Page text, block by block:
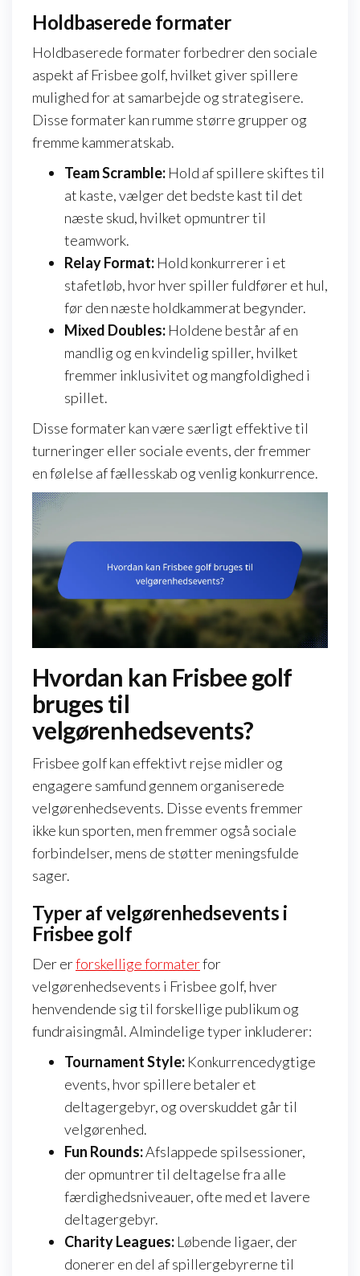
Holdbaserede formater
Holdbaserede formater forbedrer den sociale
aspekt af Frisbee golf, hvilket giver spillere
mulighed for at samarbejde og strategisere.
Disse formater kan rumme større grupper og
fremme kammeratskab.
Team Scramble: Hold af spillere skiftes til
at kaste, vælger det bedste kast til det
næste skud, hvilket opmuntrer til
teamwork.
Relay Format: Hold konkurrerer i et
stafetløb, hvor hver spiller fuldfører et hul,
før den næste holdkammerat begynder.
Mixed Doubles: Holdene består af en
mandlig og en kvindelig spiller, hvilket
fremmer inklusivitet og mangfoldighed i
spillet.
Disse formater kan være særligt effektive til
turneringer eller sociale events, der fremmer
en følelse af fællesskab og venlig konkurrence.
Hvordan kan Frisbee golf
bruges til
velgørenhedsevents?
Frisbee golf kan effektivt rejse midler og
engagere samfund gennem organiserede
velgørenhedsevents. Disse events fremmer
ikke kun sporten, men fremmer også sociale
forbindelser, mens de støtter meningsfulde
sager.
Typer af velgørenhedsevents i
Frisbee golf
Der erforskellige formaterfor
velgørenhedsevents i Frisbee golf, hver
henvendende sig til forskellige publikum og
fundraisingmål. Almindelige typer inkluderer:
Tournament Style: Konkurrencedygtige
events, hvor spillere betaler et
deltagergebyr, og overskuddet går til
velgørenhed.
Fun Rounds:Afslappede spilsessioner,
der opmuntrer til deltagelse fra alle
færdighedsniveauer, ofte med et lavere
deltagergebyr.
Charity Leagues: Løbende ligaer, der
donerer en del af spillergebyrerne til